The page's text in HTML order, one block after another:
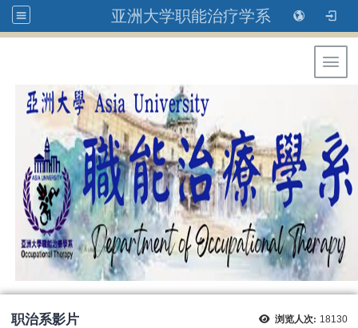
亚洲大学职能治疗学系
浏览人次: 18130
职治系影片